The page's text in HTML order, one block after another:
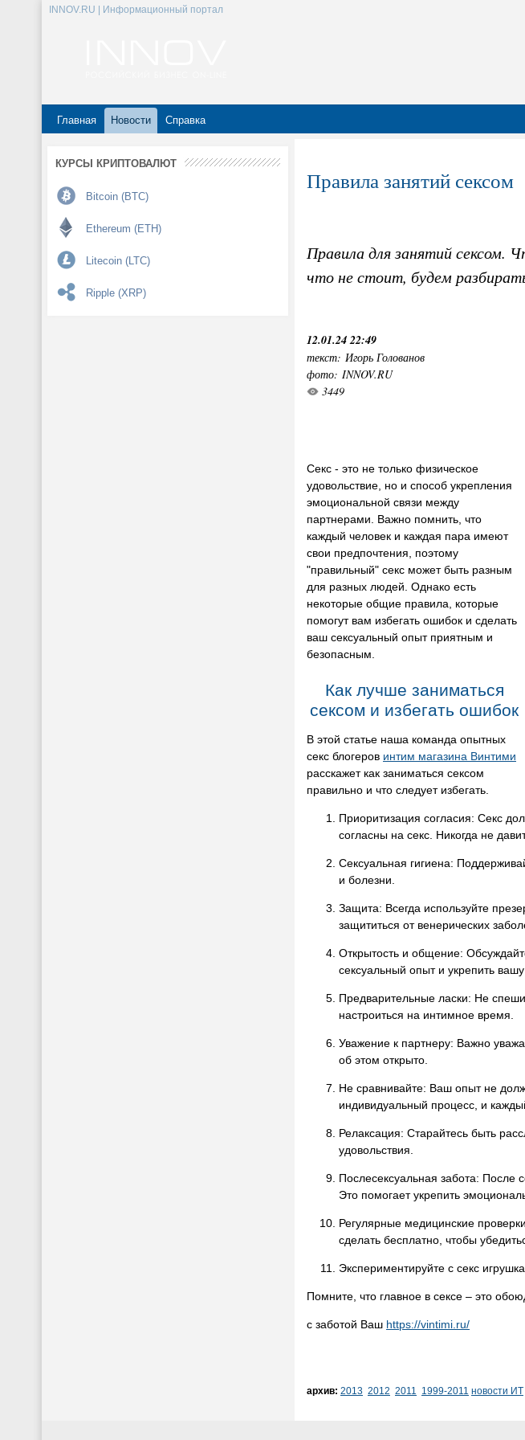
INNOV.RU | Информационный портал
Главная Новости Справка
КУРСЫ КРИПТОВАЛЮТ
Bitcoin (BTC)
Ethereum (ETH)
Litecoin (LTC)
Ripple (XRP)
Правила занятий сексом
Правила для занятий сексом.
что не стоит, будем
12.01.24 22:49
текст: Игорь Голованов
фото: INNOV.RU
3449
Секс - это не только физическое
удовольствие, но и способ укрепления
эмоциональной связи между
партнерами. Важно помнить, что
каждый человек и каждая пара имеют
свои предпочтения, поэтому
"правильный" секс может быть разным
для разных людей. Однако есть
некоторые общие правила, которые
помогут вам избегать ошибок и сделать
ваш сексуальный опыт приятным и
безопасным.
Как лучше заниматься
сексом и избегать ошибок
В этой статье наша команда опытных
секс блогеров интим магазина Винтими
расскажет как заниматься сексом
правильно и что следует избегать.
Приоритизация согласия: Секс
согласны на секс. Никогда не
Сексуальная гигиена:
и болезни.
Защита: Всегда используйте
защититься от венерических
Открытость и общение:
сексуальный опыт и укрепить вашу
Предварительные ласки: Не
настроиться на интимное время.
Уважение к партнеру: Важно
об этом открыто.
Не сравнивайте: Ваш опыт не
индивидуальный процесс, и
Релаксация: Старайтесь быть
удовольствия.
Послесексуальная забота: После
Это помогает укрепить
Регулярные медицинские
сделать бесплатно, чтобы
Экспериментируйте с секс
Помните, что главное в сексе – это
с заботой Ваш https://vintimi.ru/
архив: 2013 2012 2011 1999-2011 новости ИТ